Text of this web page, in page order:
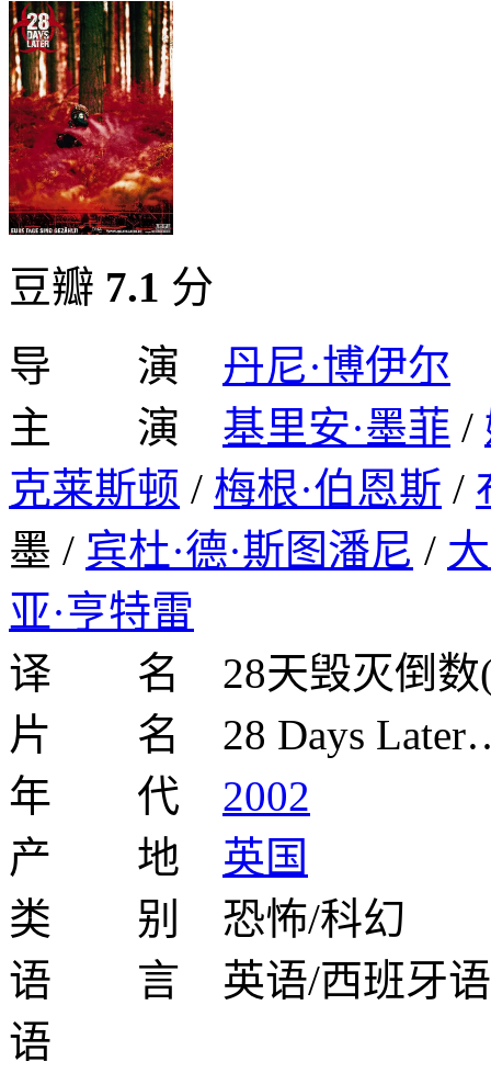
豆瓣 7.1 分
导 演 丹尼·博伊尔
主 演 基里安·墨菲 /
克莱斯顿 / 梅根·伯恩斯 /
墨 / 宾杜·德·斯图潘尼 /
亚·亨特雷
译 名 28天毁灭倒数(
片 名 28 Days
年 代 2002
产 地 英国
类 别 恐怖/科幻
语 言 英语/西班牙语/
语